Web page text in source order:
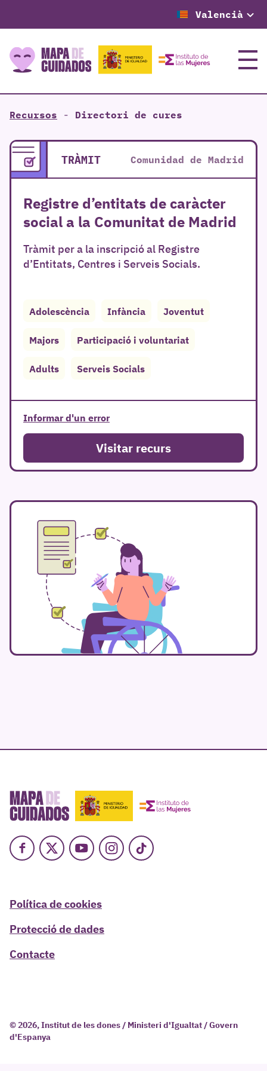
Valencià
Menú
Recursos - Directori de cures
TRÀMIT Comunidad de Madrid
Registre d’entitats de caràcter
social a la Comunitat de Madrid
Tràmit per a la inscripció al Registre
d’Entitats, Centres i Serveis Socials.
Adolescència Infància Joventut
Majors Participació i voluntariat
Adults Serveis Socials
Informar d'un error
Visitar recurs
Facebook
X YoutubeInstagram
TikTok
Política de cookies
Protecció de dades
Contacte
© 2026, Institut de les dones / Ministeri d'Igualtat / Govern
d'Espanya